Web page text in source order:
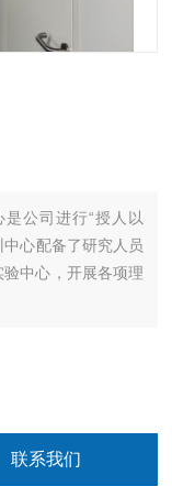
公司进行“授人以
中心配备了研究人员
中心，开展各项理
联系我们